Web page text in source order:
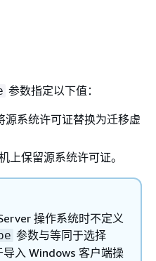
参数指定以下值：
源系统许可证替换为迁移虚
上保留源系统许可证。
操作系统时不定义
参数与等同于选择
导入 Windows 客户端操